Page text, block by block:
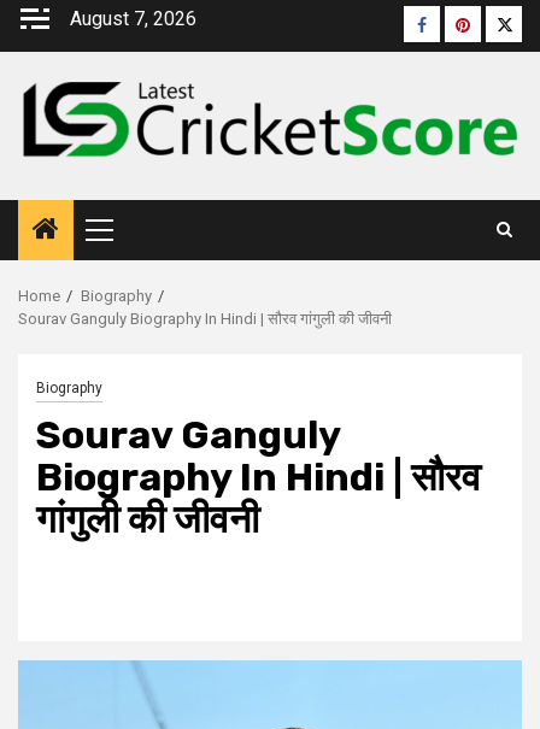
August 7, 2026
Home
Biography
Sourav Ganguly Biography In Hindi | सौरव गांगुली की जीवनी
Biography
Sourav Ganguly
Biography In Hindi | सौरव
गांगुली की जीवनी